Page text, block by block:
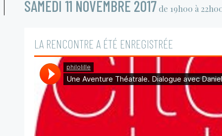
SAMEDI 11 NOVEMBRE 2017 de 19h00 à
LA RENCONTRE A ÉTÉ ENREGISTRÉE